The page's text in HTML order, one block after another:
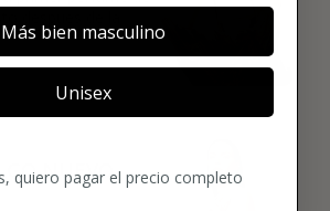
después de la
NUEVO
Más bien masculino
Unisex
quiero pagar el precio completo